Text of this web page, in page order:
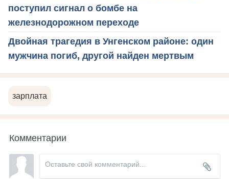
поступил сигнал о бомбе на
железнодорожном переходе
Двойная трагедия в Унгенском районе: один
мужчина погиб, другой найден мертвым
зарплата
Комментарии